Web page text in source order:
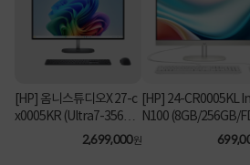
[HP] 옴니스튜디오X 27-c
x0005KR (Ultra7-356H/
16GB/1TB/Win11Hom
2,699,000원
[HP] 24-CR0005KL
N100 (8GB/256GB/
[기본제품]